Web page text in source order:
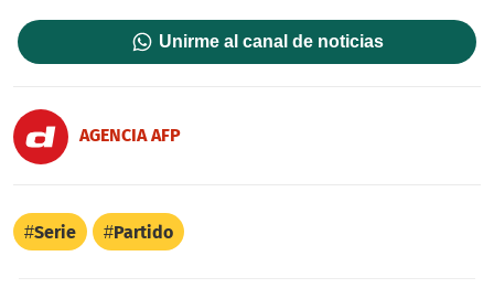
Unirme al canal de noticias
AGENCIA AFP
Serie Partido